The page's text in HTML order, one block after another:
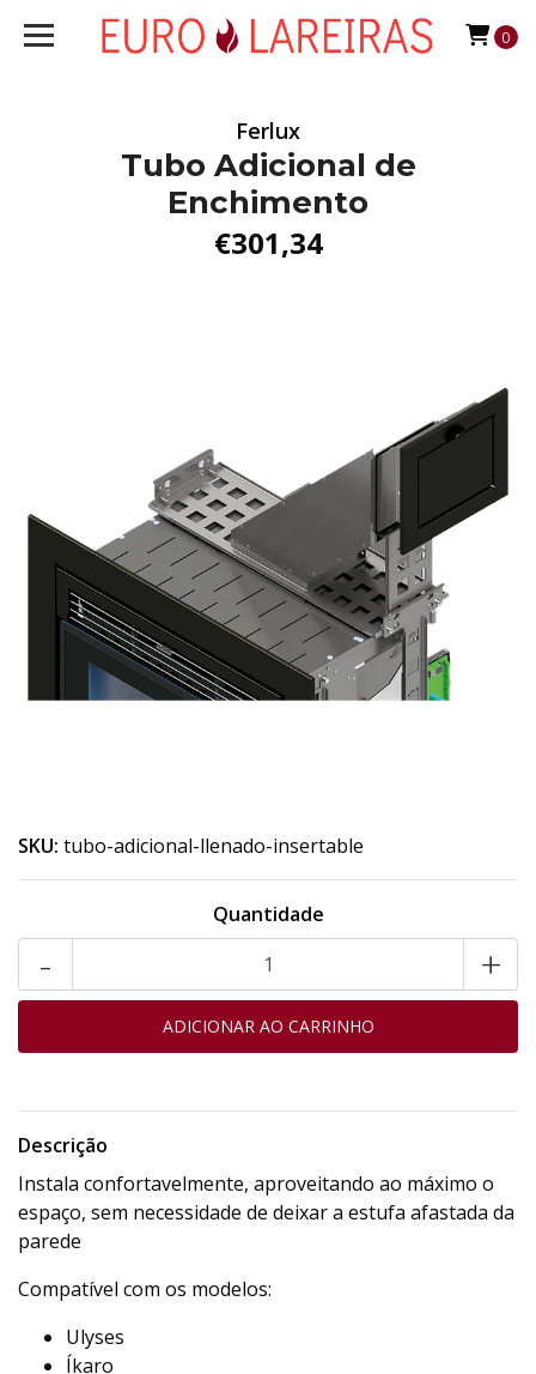
0
Ferlux
Tubo Adicional de
Enchimento
€301,34
SKU: tubo-adicional-llenado-insertable
Quantidade
- +
Descrição
Instala confortavelmente, aproveitando ao máximo o
espaço, sem necessidade de deixar a estufa afastada da
parede
Compatível com os modelos:
Ulyses
Íkaro